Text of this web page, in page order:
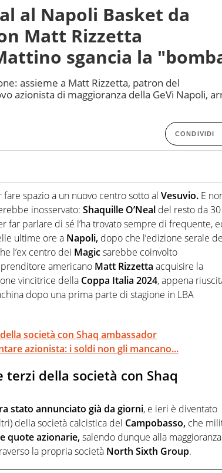
al Napoli Basket da
Matt Rizzetta
sgancia la
assieme a Matt Rizzetta, patron del
azionista di maggioranza della GeVi Napoli,
CONDIVIDI
a tutto campo, è il tuttologo di Virgilio Sport.
di volley o di curling: ve ne farà innamorare
spazio a un nuovo centro sotto al Vesuvio. E
inosservato: Shaquille O’Neal del resto da 30
far parlare di sé l’ha trovato sempre di frequente,
ultime ore a Napoli, dopo che l’edizione serale de
l’ex centro dei Magicsarebbe coinvolto
americano Matt Rizzetta acquisire la
vincitrice della Coppa Italia 2024, appena
dopo una prima parte di stagione in LBA
società con Shaq ambassador
azionista: i soldi non gli mancano...
terzi della società con Shaq
stato annunciato già da giorni, e ieri è diventato
della società calcistica del Campobasso, che
quote azionarie,salendo dunque alla
la propria società North Sixth Group.